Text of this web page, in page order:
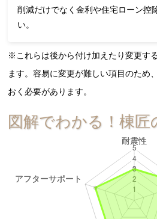
削減だけでなく金利や住宅ローン控
い。
※これらは後から付け加えたり変更す
ます。容易に変更が難しい項目のため
おく必要があります。
図解でわかる！棟匠